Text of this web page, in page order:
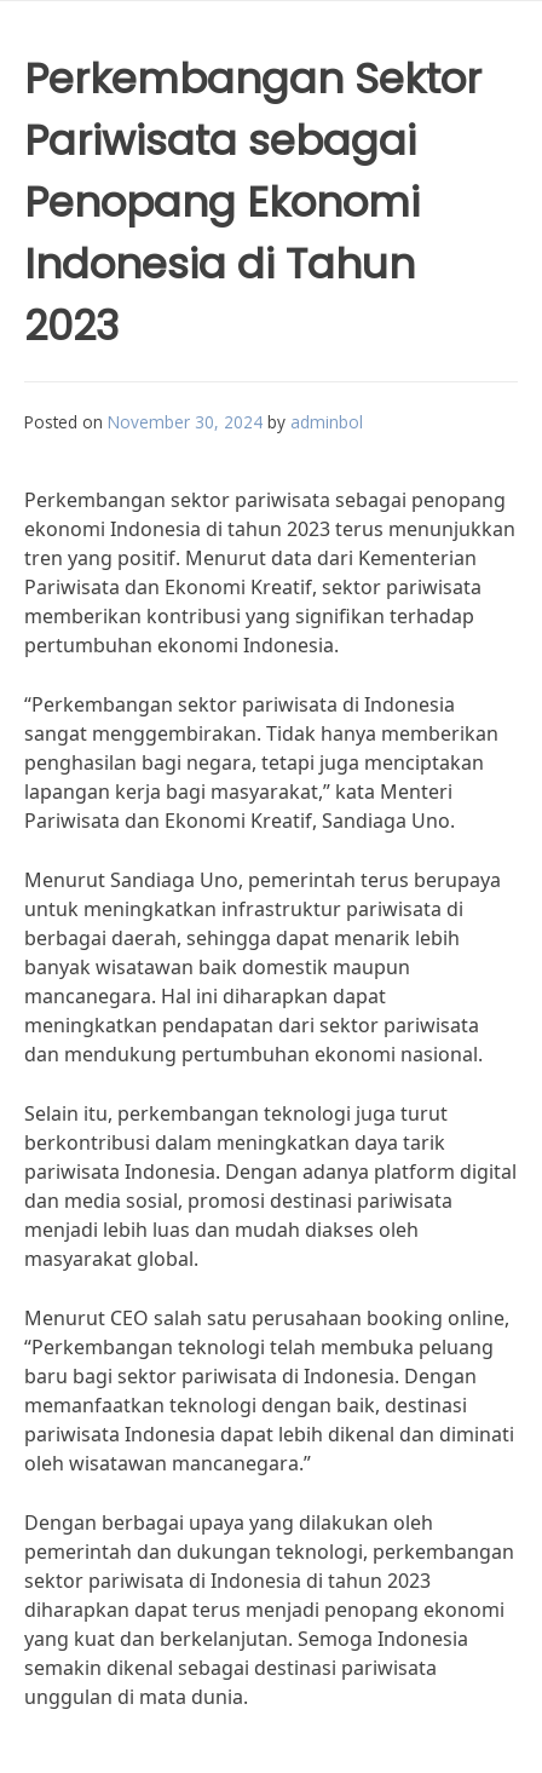
Perkembangan Sektor
Pariwisata sebagai
Penopang Ekonomi
Indonesia di Tahun
2023
Posted on November 30, 2024 by adminbol
Perkembangan sektor pariwisata sebagai penopang
ekonomi Indonesia di tahun 2023 terus menunjukkan
tren yang positif. Menurut data dari Kementerian
Pariwisata dan Ekonomi Kreatif, sektor pariwisata
memberikan kontribusi yang signifikan terhadap
pertumbuhan ekonomi Indonesia.
“Perkembangan sektor pariwisata di Indonesia
sangat menggembirakan. Tidak hanya memberikan
penghasilan bagi negara, tetapi juga menciptakan
lapangan kerja bagi masyarakat,” kata Menteri
Pariwisata dan Ekonomi Kreatif, Sandiaga Uno.
Menurut Sandiaga Uno, pemerintah terus berupaya
untuk meningkatkan infrastruktur pariwisata di
berbagai daerah, sehingga dapat menarik lebih
banyak wisatawan baik domestik maupun
mancanegara. Hal ini diharapkan dapat
meningkatkan pendapatan dari sektor pariwisata
dan mendukung pertumbuhan ekonomi nasional.
Selain itu, perkembangan teknologi juga turut
berkontribusi dalam meningkatkan daya tarik
pariwisata Indonesia. Dengan adanya platform digital
dan media sosial, promosi destinasi pariwisata
menjadi lebih luas dan mudah diakses oleh
masyarakat global.
Menurut CEO salah satu perusahaan booking online,
“Perkembangan teknologi telah membuka peluang
baru bagi sektor pariwisata di Indonesia. Dengan
memanfaatkan teknologi dengan baik, destinasi
pariwisata Indonesia dapat lebih dikenal dan diminati
oleh wisatawan mancanegara.”
Dengan berbagai upaya yang dilakukan oleh
pemerintah dan dukungan teknologi, perkembangan
sektor pariwisata di Indonesia di tahun 2023
diharapkan dapat terus menjadi penopang ekonomi
yang kuat dan berkelanjutan. Semoga Indonesia
semakin dikenal sebagai destinasi pariwisata
unggulan di mata dunia.